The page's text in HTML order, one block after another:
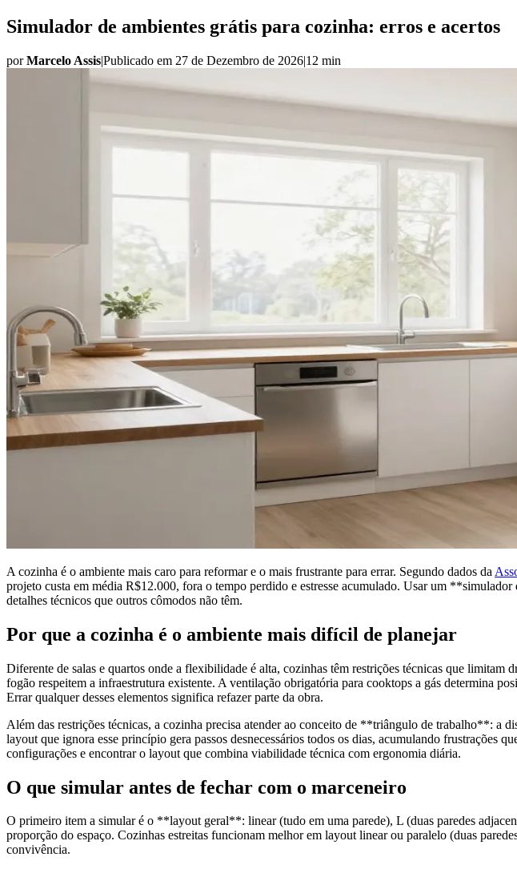
Simulador de ambientes grátis para cozinha: erros e acertos
porMarcelo Assis|Publicado em 27 de Dezembro de 2026|12 min
A cozinha é o ambiente mais caro para reformar e o mais frustrante para errar. Segundo dados da
projeto custa em média R$12.000, fora o tempo perdido e estresse acumulado. Usar um
detalhes técnicos que outros cômodos não têm.
Por que a cozinha é o ambiente mais difícil de planejar
Diferente de salas e quartos onde a flexibilidade é alta, cozinhas têm restrições técnicas que limitam
fogão respeitem a infraestrutura existente. A ventilação obrigatória para cooktops a gás determina
Errar qualquer desses elementos significa refazer parte da obra.
Além das restrições técnicas, a cozinha precisa atender ao conceito de **triângulo de trabalho**: a
layout que ignora esse princípio gera passos desnecessários todos os dias, acumulando frustrações
configurações e encontrar o layout que combina viabilidade técnica com ergonomia diária.
O que simular antes de fechar com o marceneiro
O primeiro item a simular é o **layout geral**: linear (tudo em uma parede), L (duas paredes
proporção do espaço. Cozinhas estreitas funcionam melhor em layout linear ou paralelo (duas
convivência.